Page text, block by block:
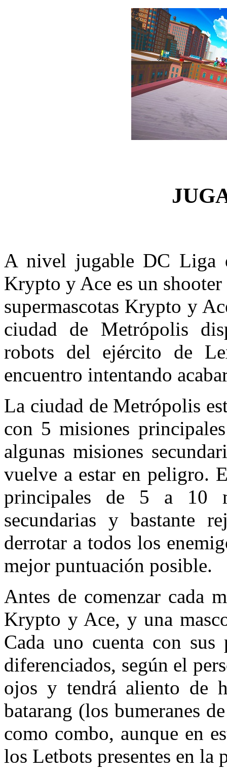
A nivel jugable DC Liga
Krypto y Ace es un
supermascotas Krypto y
ciudad de Metrópolis
robots del ejército de
encuentro intentando
La ciudad de Metrópolis
con 5 misiones
algunas misiones
vuelve a estar en peligro.
principales de 5 a 10
secundarias y bastante
derrotar a todos los
mejor puntuación posible.
Antes de comenzar cada
Krypto y Ace, y una
Cada uno cuenta con sus
diferenciados, según el
ojos y tendrá aliento de
batarang (los bumeranes
como combo, aunque en
los Letbots presentes en la